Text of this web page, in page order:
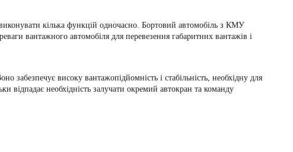
кілька функцій одночасно. Бортовий автомобіль з КМУ
вантажного автомобіля для перевезення габаритних вантажів і
забезпечує високу вантажопідйомність і стабільність, необхідну для
відпадає необхідність залучати окремий автокран та команду